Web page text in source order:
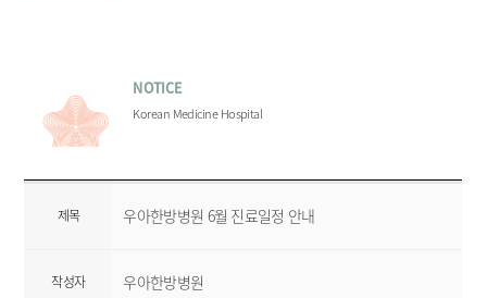
NOTICE
Korean Medicine Hospital
제목 우아한방병원 6월 진료일정 안내
작성자 우아한방병원